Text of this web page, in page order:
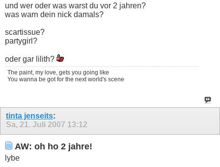
und wer oder was warst du vor 2 jahren?
was warn dein nick damals?
scartissue?
partygirl?
oder gar lilith?
The paint, my love, gets you going like
You wanna be got for the next world's scene
tinta jenseits:
Sa, 21. Juli 2007 13:12
AW: oh ho 2 jahre!
lybe